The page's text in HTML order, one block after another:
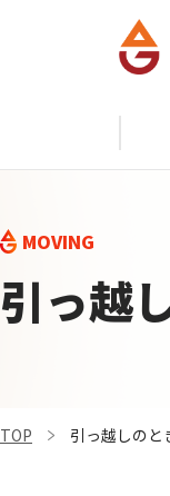
灯油
MOVING
引っ越
TOP 引っ越しのと